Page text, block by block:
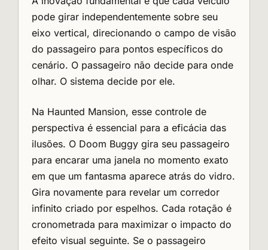
pode girar independentemente sobre seu
eixo vertical, direcionando o campo de visão
do passageiro para pontos específicos do
cenário. O passageiro não decide para onde
olhar. O sistema decide por ele.
Na Haunted Mansion, esse controle de
perspectiva é essencial para a eficácia das
ilusões. O Doom Buggy gira seu passageiro
para encarar uma janela no momento exato
em que um fantasma aparece atrás do vidro.
Gira novamente para revelar um corredor
infinito criado por espelhos. Cada rotação é
cronometrada para maximizar o impacto do
efeito visual seguinte. Se o passageiro